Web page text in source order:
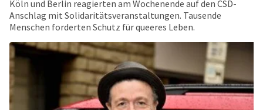
Köln und Berlin reagierten am Wochenende auf den CSD-
Anschlag mit Solidaritätsveranstaltungen. Tausende
Menschen forderten Schutz für queeres Leben.